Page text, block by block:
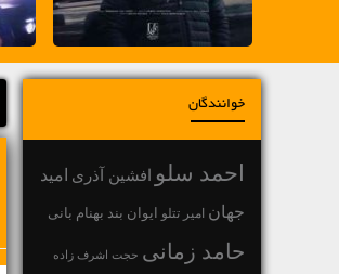
خوانندگان
احمد سلو افشین آذری امید
جهان امیر تتلو ایوان بند بهنام بانی
حامد زمانی حجت اشرف زاده